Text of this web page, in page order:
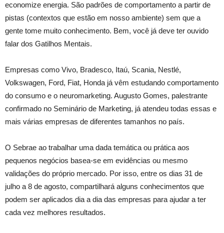
economize energia. São padrões de comportamento a partir de
pistas (contextos que estão em nosso ambiente) sem que a
gente tome muito conhecimento. Bem, você já deve ter ouvido
falar dos Gatilhos Mentais.
Empresas como Vivo, Bradesco, Itaú, Scania, Nestlé,
Volkswagen, Ford, Fiat, Honda já vêm estudando comportamento
do consumo e o neuromarketing. Augusto Gomes, palestrante
confirmado no Seminário de Marketing, já atendeu todas essas e
mais várias empresas de diferentes tamanhos no país.
O Sebrae ao trabalhar uma dada temática ou prática aos
pequenos negócios basea-se em evidências ou mesmo
validações do próprio mercado. Por isso, entre os dias 31 de
julho a 8 de agosto, compartilhará alguns conhecimentos que
podem ser aplicados dia a dia das empresas para ajudar a ter
cada vez melhores resultados.